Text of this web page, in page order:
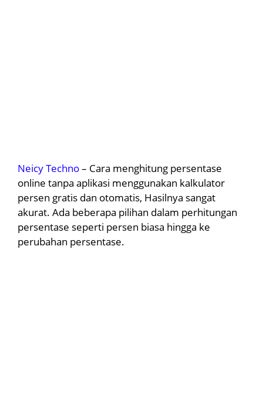
Neicy Techno– Cara menghitung persentase
online tanpa aplikasi menggunakan kalkulator
persen gratis dan otomatis, Hasilnya sangat
akurat. Ada beberapa pilihan dalam perhitungan
persentase seperti persen biasa hingga ke
perubahan persentase.